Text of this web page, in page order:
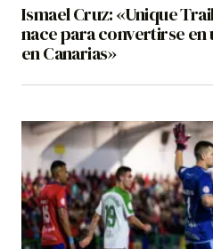
Ismael Cruz: «Unique
nace para convertirse
en Canarias»